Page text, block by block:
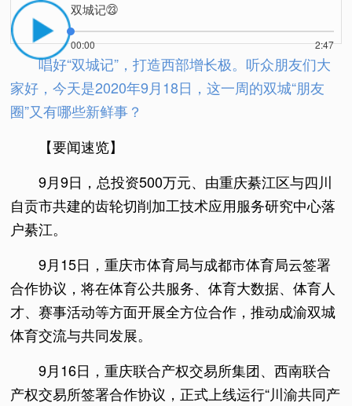
双城记㉓
00:00 2:47
唱好“双城记”，打造西部增长极。听众朋友们大
家好，今天是2020年9月18日，这一周的双城“朋友
圈”又有哪些新鲜事？
【要闻速览】
9月9日，总投资500万元、由重庆綦江区与四川
自贡市共建的齿轮切削加工技术应用服务研究中心落
户綦江。
9月15日，重庆市体育局与成都市体育局云签署
合作协议，将在体育公共服务、体育大数据、体育人
才、赛事活动等方面开展全方位合作，推动成渝双城
体育交流与共同发展。
9月16日，重庆联合产权交易所集团、西南联合
产权交易所签署合作协议，正式上线运行“川渝共同产